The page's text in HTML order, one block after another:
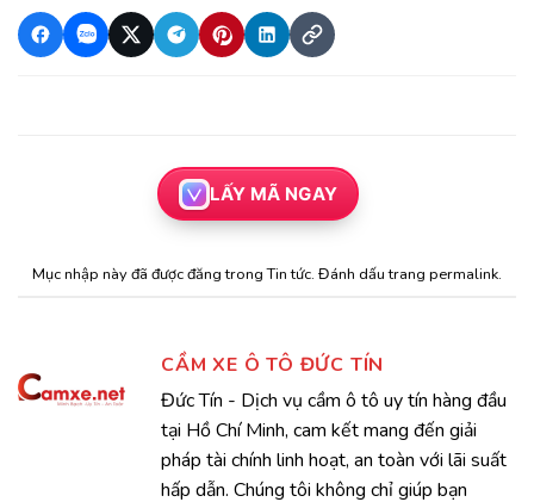
LẤY MÃ NGAY
Mục nhập này đã được đăng trongTin tức. Đánh dấu trang permalink.
CẦM XE Ô TÔ ĐỨC TÍN
Đức Tín - Dịch vụ cầm ô tô uy tín hàng đầu
tại Hồ Chí Minh, cam kết mang đến giải
pháp tài chính linh hoạt, an toàn với lãi suất
hấp dẫn. Chúng tôi không chỉ giúp bạn